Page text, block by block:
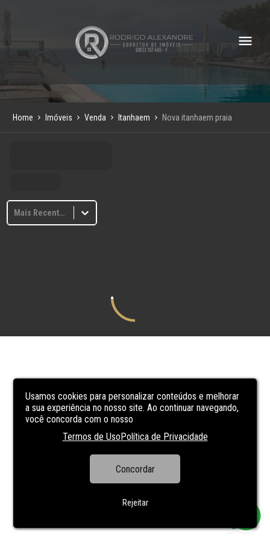
Usamos cookies para personalizar conteúdos e melhorar
a sua experiência no nosso site. Ao continuar navegando,
você concorda com o nosso
Termos de UsoPolítica de Privacidade
Concordar
Rejeitar
Home Imóveis Venda Itanhaem Nova itanhaem praia
Mais Recentes